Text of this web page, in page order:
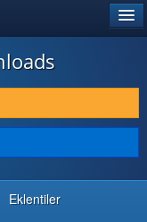
Eklentiler